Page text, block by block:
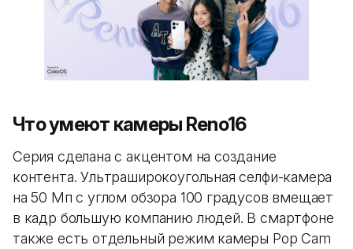
Что умеют камеры Reno16
Серия сделана с акцентом на создание
контента. Ультраширокоугольная селфи-камера
на 50 Мп с углом обзора 100 градусов вмещает
в кадр большую компанию людей. В смартфоне
также есть отдельный режим камеры Pop Cam